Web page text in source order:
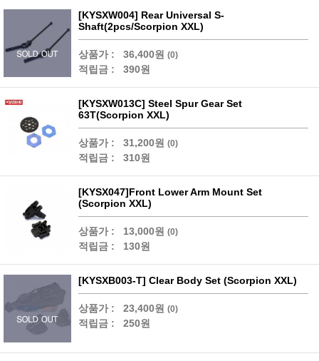
[KYSXW004] Rear Universal S-
Shaft(2pcs/Scorpion XXL)
상품가 : 36,400원 (0)
적립금 : 390원
[KYSXW013C] Steel Spur Gear Set
63T(Scorpion XXL)
상품가 : 31,200원 (0)
적립금 : 310원
[KYSX047]Front Lower Arm Mount Set
(Scorpion XXL)
상품가 : 13,000원 (0)
적립금 : 130원
[KYSXB003-T] Clear Body Set (Scorpion XXL)
상품가 : 23,400원 (0)
적립금 : 250원